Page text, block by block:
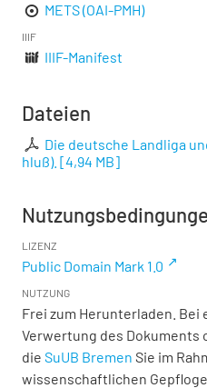
METS (OAI-PMH)
IIIF
IIIF-Manifest
Dateien
Die deutsche Landliga
hluß). [4,94 MB]
LIZENZ
Public Domain Mark 1.0
NUTZUNG
Frei zum Herunterladen.
Verwertung des Dokuments
die SuUB Bremen Sie im
wissenschaftlichen